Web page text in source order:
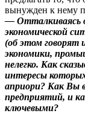
вынужден к нему
— Отталкиваясь
экономической
(об этом говорят
экономики,
нелегко. Как
интересы
априори? Как Вы
предприятий, и
ключевыми?